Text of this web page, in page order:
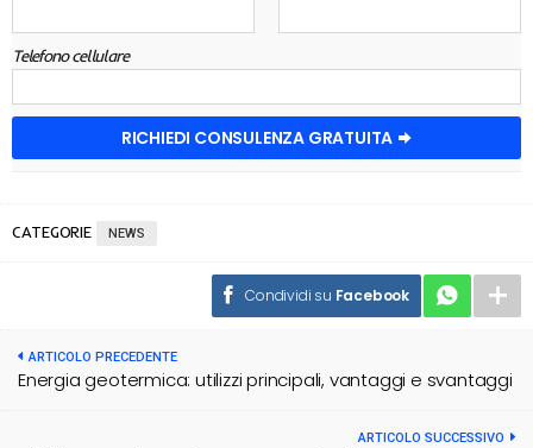
Telefono cellulare
RICHIEDI CONSULENZA GRATUITA
CATEGORIE NEWS
Condividi su Facebook
ARTICOLO PRECEDENTE
Energia geotermica: utilizzi principali, vantaggi e svantaggi
ARTICOLO SUCCESSIVO